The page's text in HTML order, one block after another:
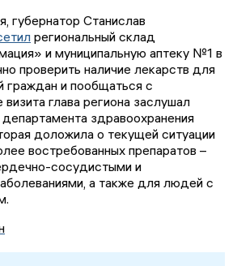
губернатор Станислав
региональный склад
и муниципальную аптеку №1 в
проверить наличие лекарств для
граждан и пообщаться с
глава региона заслушал
здравоохранения
доложила о текущей ситуации
востребованных препаратов –
сосудистыми и
а также для людей с